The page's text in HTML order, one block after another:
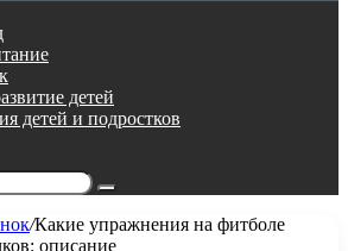
детей
детей и подростков
Поиск...
/Какие упражнения на фитболе
описание